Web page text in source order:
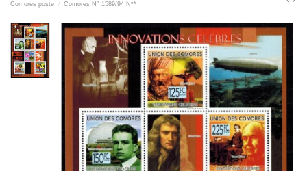
Comores poste
Comores N° 1589/94 N**